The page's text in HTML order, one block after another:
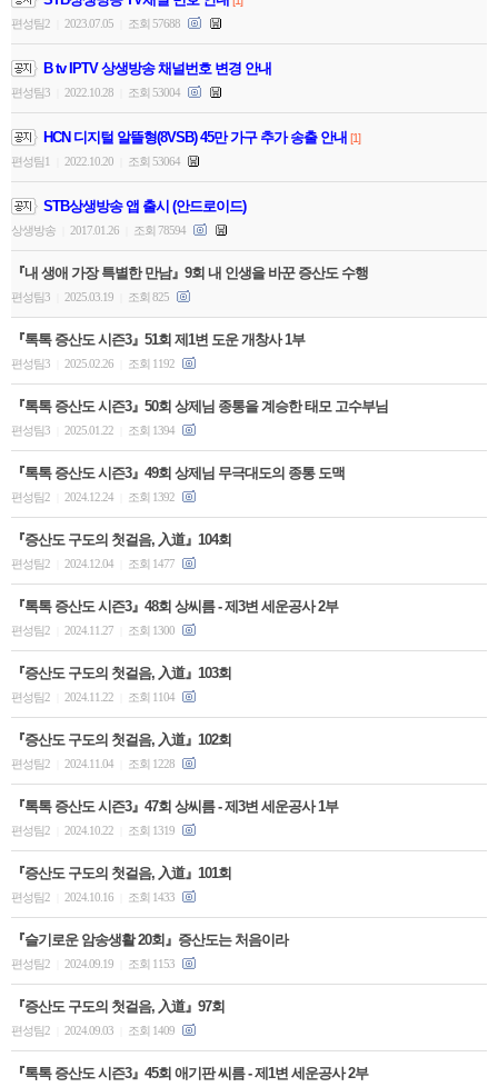
편성팀2
2023.07.05 조회 57688
B tv IPTV 상생방송 채널번호 변경 안내
편성팀3 2022.10.28 조회 53004
HCN 디지털 알뜰형(8VSB) 45만 가구 추가 송출 안내 [1]
편성팀1
2022.10.20 조회 53064
STB상생방송 앱 출시 (안드로이드)
상생방송 2017.01.26 조회 78594
『내 생애 가장 특별한 만남』9회 내 인생을 바꾼 증산도 수행
편성팀3 2025.03.19 조회 825
『톡톡 증산도 시즌3』51회 제1변 도운 개창사 1부
편성팀3 2025.02.26 조회 1192
『톡톡 증산도 시즌3』50회 상제님 종통을 계승한 태모 고수부님
편성팀3 2025.01.22 조회 1394
『톡톡 증산도 시즌3』49회 상제님 무극대도의 종통 도맥
편성팀2 2024.12.24 조회 1392
『증산도 구도의 첫걸음, 入道』104회
편성팀2 2024.12.04 조회 1477
『톡톡 증산도 시즌3』48회 상씨름 - 제3변 세운공사 2부
편성팀2 2024.11.27 조회 1300
『증산도 구도의 첫걸음, 入道』103회
편성팀2 2024.11.22 조회 1104
『증산도 구도의 첫걸음, 入道』102회
편성팀2 2024.11.04 조회 1228
『톡톡 증산도 시즌3』47회 상씨름 - 제3변 세운공사 1부
편성팀2 2024.10.22 조회 1319
『증산도 구도의 첫걸음, 入道』101회
편성팀2 2024.10.16 조회 1433
『슬기로운 암송생활 20회』증산도는 처음이라
편성팀2 2024.09.19 조회 1153
『증산도 구도의 첫걸음, 入道』97회
편성팀2 2024.09.03 조회 1409
『톡톡 증산도 시즌3』45회 애기판 씨름 - 제1변 세운공사 2부